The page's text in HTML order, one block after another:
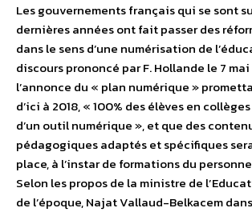
Les gouvernements français qui se sont
dernières années ont fait passer des
dans le sens d’une numérisation de
discours prononcé par F. Hollande le 7 mai
l’annonce du « plan numérique »
d’ici à 2018, « 100% des élèves en
d’un outil numérique », et que des
pédagogiques adaptés et spécifiques
place, à l’instar de formations du
Selon les propos de la ministre de
de l’époque, Najat Vallaud-Belkacem